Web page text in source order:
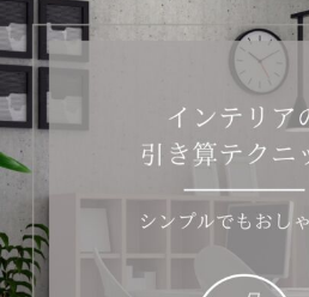
✨ シンプルでもおしゃれ！インテリア
...